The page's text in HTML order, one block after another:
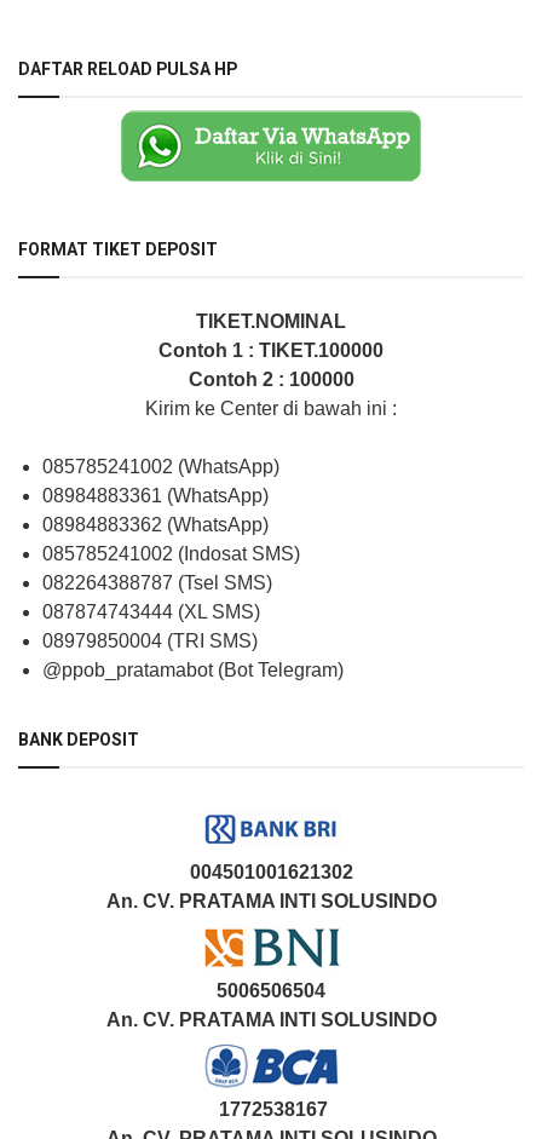
DAFTAR RELOAD PULSA HP
FORMAT TIKET DEPOSIT
TIKET.NOMINAL
Contoh 1 : TIKET.100000
Contoh 2 : 100000
Kirim ke Center di bawah ini :
085785241002 (WhatsApp)
08984883361 (WhatsApp)
08984883362 (WhatsApp)
085785241002 (Indosat SMS)
082264388787 (Tsel SMS)
087874743444 (XL SMS)
08979850004 (TRI SMS)
@ppob_pratamabot (Bot Telegram)
BANK DEPOSIT
004501001621302
An. CV. PRATAMA INTI SOLUSINDO
5006506504
An. CV. PRATAMA INTI SOLUSINDO
1772538167